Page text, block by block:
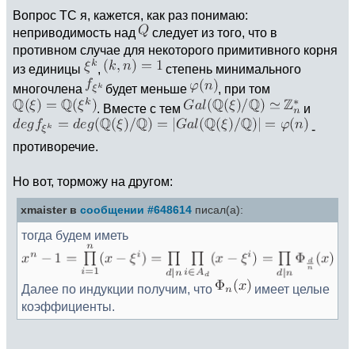
Вопрос ТС я, кажется, как раз понимаю:
неприводимость над
следует из того, что в
противном случае для некоторого примитивного корня
из единицы
степень минимального
многочлена
будет меньше
, при том
. Вместе с тем
и
-
противоречие.
Но вот, торможу на другом:
xmaister в сообщении #648614 писал(а):
тогда будем иметь
Далее по индукции получим, что
имеет целые
коэффициенты.